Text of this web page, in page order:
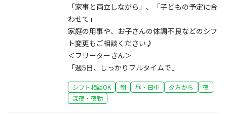
「家事と両立しながら」、「子どもの予定に合
わせて」
家庭の用事や、お子さんの体調不良などのシフ
ト変更もご相談ください♪
＜フリーターさん＞
「週5日、しっかりフルタイムで」
シフト相談OK 朝 昼・日中 夕方から
夜
深夜・夜勤